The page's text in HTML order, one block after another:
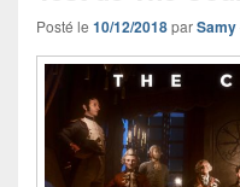
Posté le 10/12/2018parSamy